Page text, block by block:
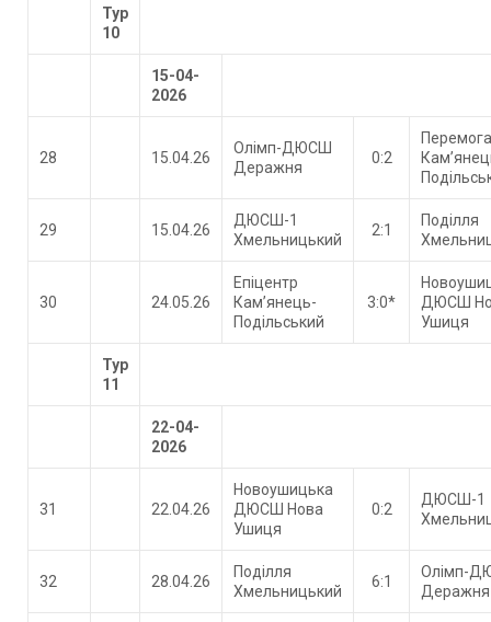
Тур
10
15-04-
2026
28 15.04.26
Олімп-ДЮСШ
Деражня
0:2
Перемога
29 15.04.26
ДЮСШ-1
Хмельницький
2:1
Поділля
30 24.05.26
Епіцентр
Кам’янець-
Подільський
3:0*
ДЮСШ
Ушиця
Тур
11
22-04-
2026
31 22.04.26
Новоушицька
ДЮСШ Нова
Ушиця
0:2
ДЮСШ-1
32 28.04.26
Поділля
Хмельницький
6:1
Олімп-
Деражня